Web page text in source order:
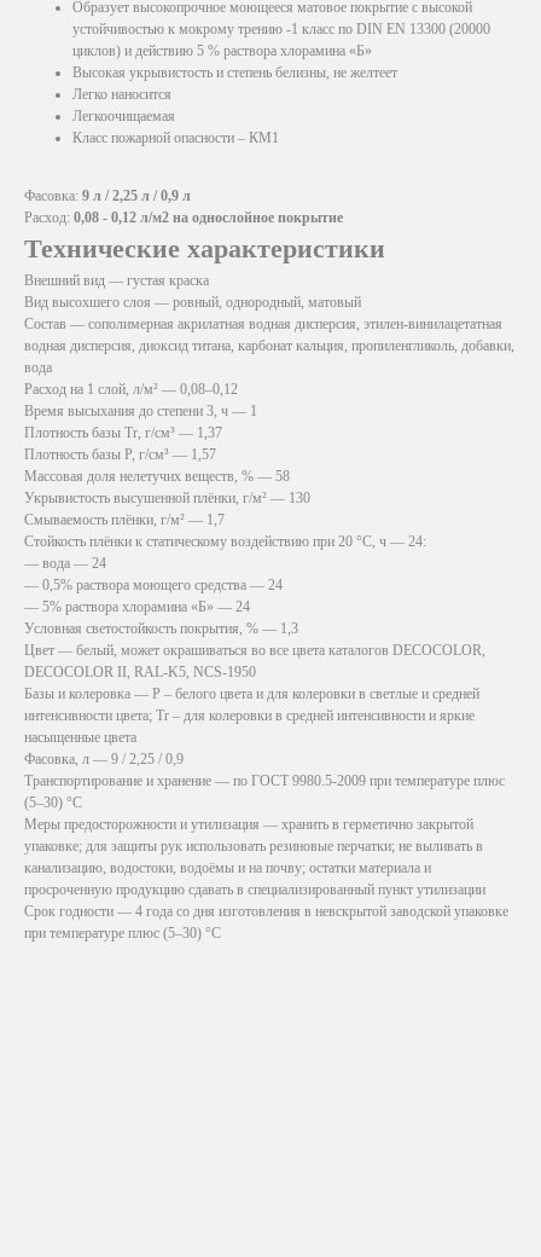
Образует высокопрочное моющееся матовое покрытие с высокой
устойчивостью к мокрому трению -1 класс по DIN EN 13300 (20000
циклов) и действию 5 % раствора хлорамина «Б»
Высокая укрывистость и степень белизны, не желтеет
Легко наносится
Легкоочищаемая
Класс пожарной опасности – КМ1
Фасовка: 9 л / 2,25 л / 0,9 л
Расход: 0,08 - 0,12 л/м2 на однослойное покрытие
Технические характеристики
Внешний вид — густая краска
Вид высохшего слоя — ровный, однородный, матовый
Состав — сополимерная акрилатная водная дисперсия, этилен-винилацетатная
водная дисперсия, диоксид титана, карбонат кальция, пропиленгликоль, добавки,
вода
Расход на 1 слой, л/м² — 0,08–0,12
Время высыхания до степени 3, ч — 1
Плотность базы Tr, г/см³ — 1,37
Плотность базы P, г/см³ — 1,57
Массовая доля нелетучих веществ, % — 58
Укрывистость высушенной плёнки, г/м² — 130
Смываемость плёнки, г/м² — 1,7
Стойкость плёнки к статическому воздействию при 20 °C, ч — 24:
— вода — 24
— 0,5% раствора моющего средства — 24
— 5% раствора хлорамина «Б» — 24
Условная светостойкость покрытия, % — 1,3
Цвет — белый, может окрашиваться во все цвета каталогов DECOCOLOR,
DECOCOLOR II, RAL-K5, NCS-1950
Базы и колеровка — P – белого цвета и для колеровки в светлые и средней
интенсивности цвета; Tr – для колеровки в средней интенсивности и яркие
насыщенные цвета
Фасовка, л — 9 / 2,25 / 0,9
Транспортирование и хранение — по ГОСТ 9980.5-2009 при температуре плюс
(5–30) °C
Меры предосторожности и утилизация — хранить в герметично закрытой
упаковке; для защиты рук использовать резиновые перчатки; не выливать в
канализацию, водостоки, водоёмы и на почву; остатки материала и
просроченную продукцию сдавать в специализированный пункт утилизации
Срок годности — 4 года со дня изготовления в невскрытой заводской упаковке
при температуре плюс (5–30) °C